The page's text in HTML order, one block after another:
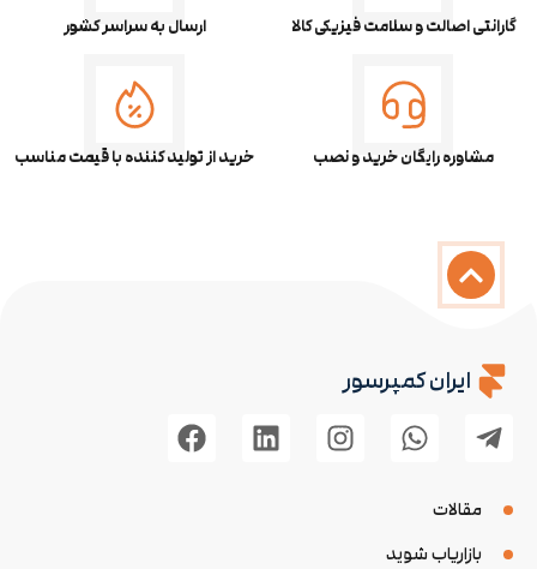
گارانتی اصالت و سلامت فیزیکی کالا ارسال به سراسر کشور
مشاوره رایگان خرید و نصب خرید از تولید کننده با قیمت مناسب
مقالات
بازاریاب شوید
ایران کمپرسور